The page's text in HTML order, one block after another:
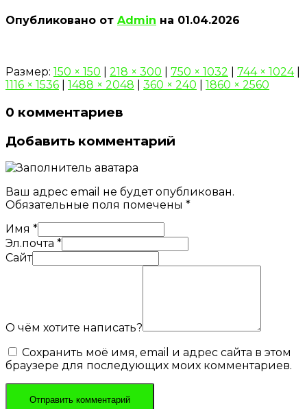
Опубликовано от Admin на 01.04.2026
Размер: 150 × 150 218 × 300 750 × 1032 744 × 1024
1116 × 1536
1488 × 2048 360 × 240 1860 × 2560
0 комментариев
Добавить комментарий
Ваш адрес email не будет опубликован.
Обязательные поля помечены *
Имя *
Эл.почта *
Сайт
О чём хотите написать?
Сохранить моё имя, email и адрес сайта в этом
браузере для последующих моих комментариев.